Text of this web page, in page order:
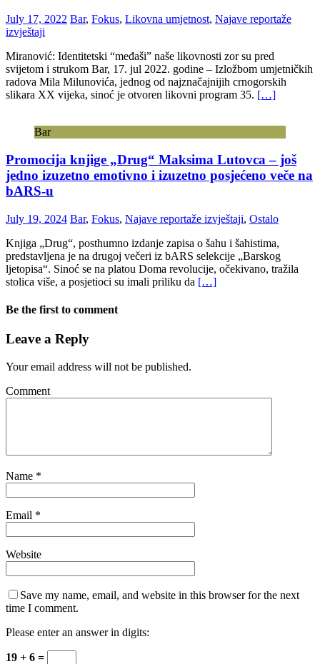
July 17, 2022 Bar, Fokus, Likovna umjetnost, Najave reportaže
izvještaji
Miranović: Identitetski “međaši” naše likovnosti zor su pred
svijetom i strukom Bar, 17. jul 2022. godine – Izložbom umjetničkih
radova Mila Milunovića, jednog od najznačajnijih crnogorskih
slikara XX vijeka, sinoć je otvoren likovni program 35. […]
Bar
Promocija knjige „Drug“ Maksima Lutovca – još
jedno izuzetno emotivno i izuzetno posjećeno veče na
bARS-u
July 19, 2024 Bar, Fokus, Najave reportaže izvještaji, Ostalo
Knjiga „Drug“, posthumno izdanje zapisa o šahu i šahistima,
predstavljena je na drugoj večeri iz bARS selekcije „Barskog
ljetopisa“. Sinoć se na platou Doma revolucije, očekivano, tražila
stolica više, a posjetioci su imali priliku da […]
Be the first to comment
Leave a Reply
Your email address will not be published.
Comment
Name *
Email *
Website
Save my name, email, and website in this browser for the next
time I comment.
Please enter an answer in digits:
19 + 6 =